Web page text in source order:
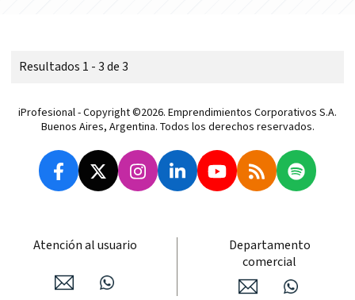
Resultados 1 - 3 de 3
iProfesional - Copyright ©2026. Emprendimientos Corporativos S.A.
Buenos Aires, Argentina. Todos los derechos reservados.
Atención al usuario
Departamento
comercial